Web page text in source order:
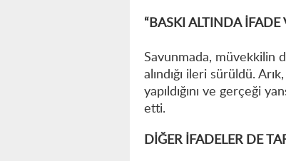
“BASKI ALTINDA İFADE
Savunmada, müvekkilin
alındığı ileri sürüldü.
yapıldığını ve gerçeği
etti.
DİĞER İFADELER DE